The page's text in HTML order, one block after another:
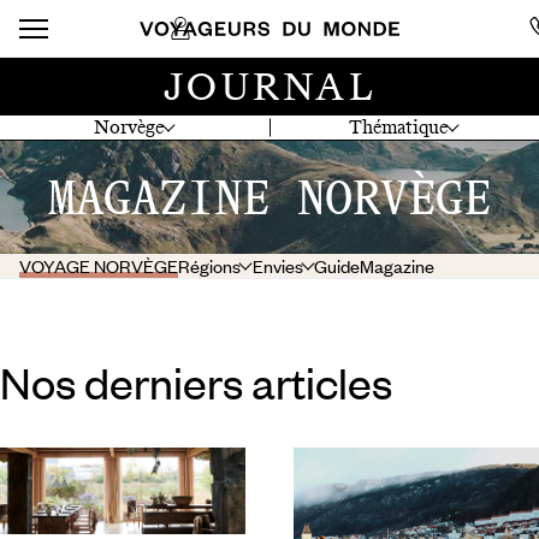
Norvège Thématique
JOURNAL
MAGAZINE NORVÈGE
VOYAGE NORVÈGERégions Envies GuideMagazine
Nos derniers articles